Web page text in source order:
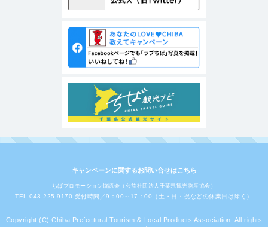
キャンペーンに関するお問い合せはこちら
ちばプロモーション協議会（公益社団法人千葉県観光物産協会）
TEL 043-225-9170 受付時間／9：00～17：00（土・日・祝などの休業日は除く）
Copyright (C) Chiba Prefectural Tourism & Local Products Association. All rights